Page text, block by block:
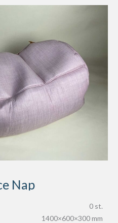
Nap
0 st.
1400×600×300 mm